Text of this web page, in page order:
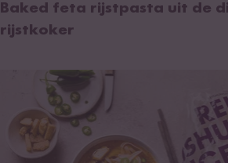
Baked feta rijstpasta uit de
rijstkoker